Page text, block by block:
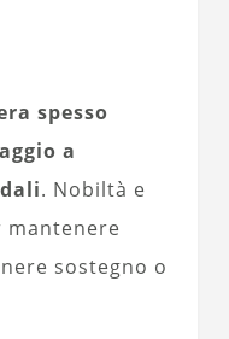
spesso
a
. Nobiltà e
mantenere
sostegno o